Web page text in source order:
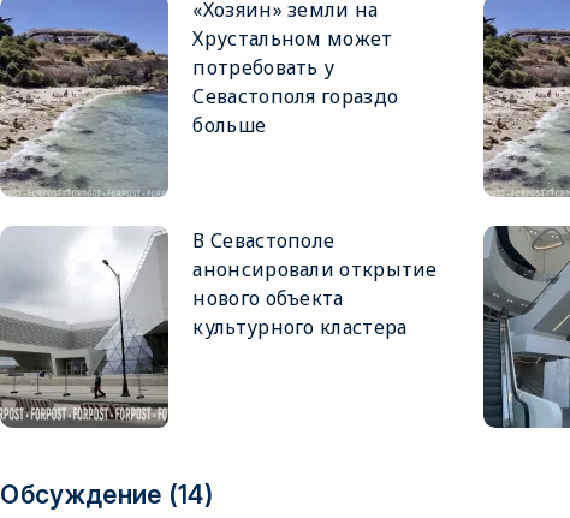
«Хозяин» земли на
Хрустальном может
потребовать у
Севастополя гораздо
больше
В Севастополе
анонсировали открытие
нового объекта
культурного кластера
Обсуждение (14)